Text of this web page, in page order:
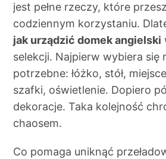
jest pełne rzeczy, które
codziennym korzystaniu.
jak urządzić domek angielski
selekcji. Najpierw wybiera się
potrzebne: łóżko, stół,
szafki, oświetlenie. Dopiero
dekoracje. Taka kolejność
chaosem.
Co pomaga uniknąć